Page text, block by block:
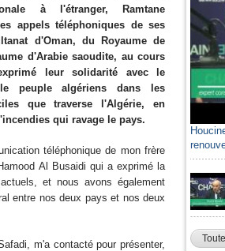
à l'étranger, Ramtane
appels téléphoniques de ses
d'Oman, du Royaume de
d'Arabie saoudite, au cours
leur solidarité avec le
peuple algériens dans les
que traverse l'Algérie, en
qui ravage le pays.
téléphonique de mon frère
Al Busaidi qui a exprimé la
et nous avons également
entre nos deux pays et nos deux
m'a contacté pour présenter,